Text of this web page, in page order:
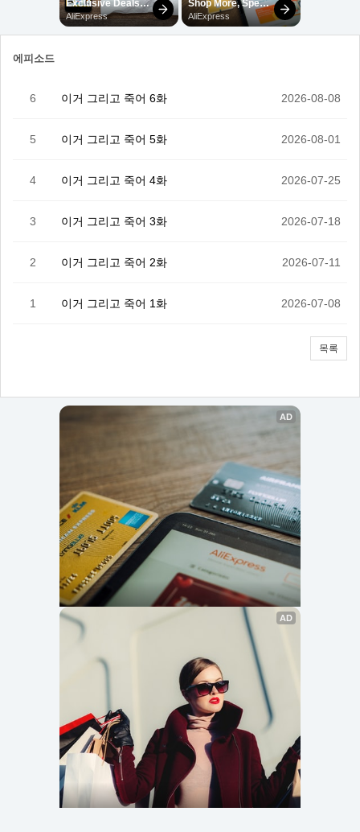
에피소드
6 이거 그리고 죽어 6화 2026-08-08
5 이거 그리고 죽어 5화 2026-08-01
4 이거 그리고 죽어 4화 2026-07-25
3 이거 그리고 죽어 3화 2026-07-18
2 이거 그리고 죽어 2화 2026-07-11
1 이거 그리고 죽어 1화 2026-07-08
목록